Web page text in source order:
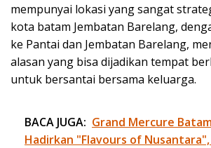
mempunyai lokasi yang sangat
kota batam Jembatan Barelang,
ke Pantai dan Jembatan Barelang,
alasan yang bisa dijadikan tempat
untuk bersantai bersama keluarga.
BACA JUGA: Grand Mercure
Hadirkan "Flavours of Nusantara",